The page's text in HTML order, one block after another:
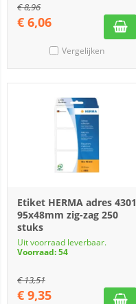
€8,96
€ 6,06
Vergelijken
Etiket HERMA adres 4301
95x48mm zig-zag 250
stuks
Uit voorraad leverbaar.
Voorraad: 54
€13,51
€ 9,35